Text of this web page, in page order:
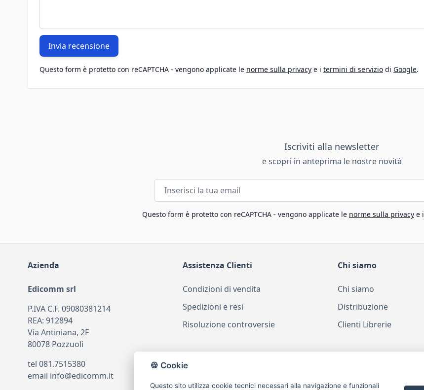
Invia recensione
Questo form è protetto con reCAPTCHA - vengono applicate le norme sulla privacy e i termini di servizio di Google.
Iscriviti alla newsletter
e scopri in anteprima le nostre novità
Indirizzo email
Questo form è protetto con reCAPTCHA - vengono applicate le norme sulla privacy e i
Azienda
Edicomm srl
P.IVA C.F. 09080381214
REA: 912894
Via Antiniana, 2F
80078 Pozzuoli
tel 081.7515380
email info@edicomm.it
Assistenza Clienti
Condizioni di vendita
Spedizioni e resi
Risoluzione controversie
Chi siamo
Chi siamo
Distribuzione
Clienti Librerie
🍪 Cookie
Questo sito utilizza cookie tecnici necessari alla navigazione e funzionali